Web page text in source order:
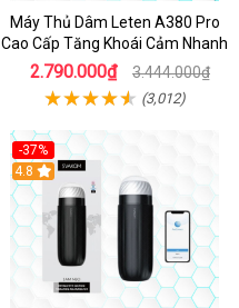
Máy Thủ Dâm Leten A380 Pro
Cao Cấp Tăng Khoái Cảm Nhanh
2.790.000₫ 3.444.000₫
(3,012)
-37%
4.8